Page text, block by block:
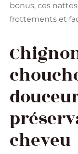
bonus, ces
frottements et
cheveu